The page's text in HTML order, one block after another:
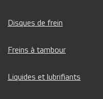
Disques de frein
Freins à tambour
Liquides et lubrifiants